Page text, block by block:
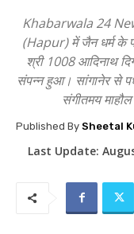
Khabarwala 24
(Hapur) में जैन धर्म के
श्री 1008 आदिनाथ
संपन्न हुआ। सांगानेर से
संगीतमय
Published By Sheetal
Last Update: